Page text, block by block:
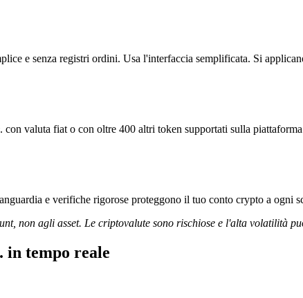
e senza registri ordini. Usa l'interfaccia semplificata. Si
con valuta fiat o con oltre 400 altri token supportati sulla
e verifiche rigorose proteggono il tuo conto crypto a ogni
non agli asset. Le criptovalute sono rischiose e l'alta volatilità
in tempo reale